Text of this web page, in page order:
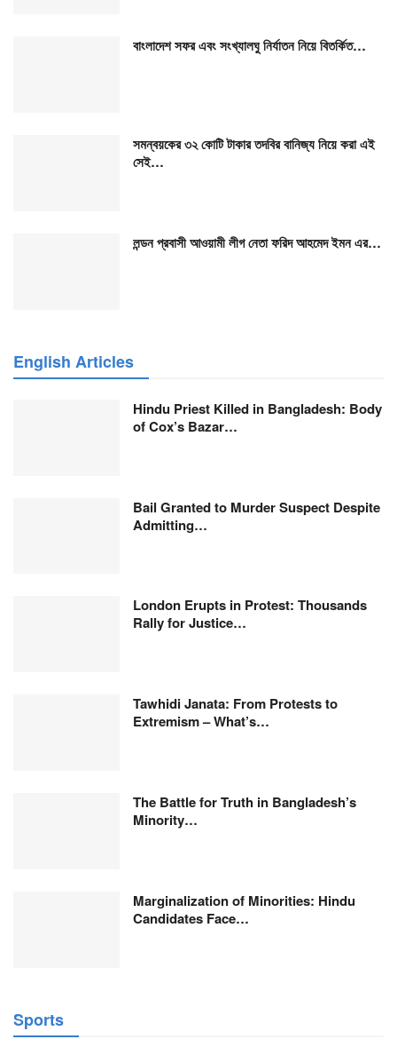
বাংলাদেশ সফর এবং সংখ্যালঘু নির্যাতন নিয়ে বিতর্কিত…
সমন্বয়কের ৩২ কোটি টাকার তদবির বানিজ্য নিয়ে করা এই
সেই…
লন্ডন প্রবাসী আওয়ামী লীগ নেতা ফরিদ আহমেদ ইমন এর…
English Articles
Hindu Priest Killed in Bangladesh: Body
of Cox’s Bazar…
Bail Granted to Murder Suspect Despite
Admitting…
London Erupts in Protest: Thousands
Rally for Justice…
Tawhidi Janata: From Protests to
Extremism – What’s…
The Battle for Truth in Bangladesh’s
Minority…
Marginalization of Minorities: Hindu
Candidates Face…
Sports